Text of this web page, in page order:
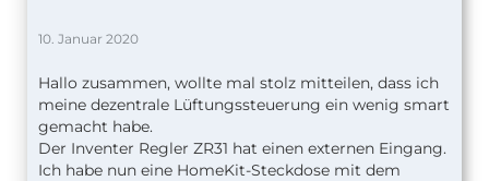
10. Januar 2020
Hallo zusammen, wollte mal stolz mitteilen, dass ich
meine dezentrale Lüftungssteuerung ein wenig smart
gemacht habe.
Der Inventer Regler ZR31 hat einen externen Eingang.
Ich habe nun eine HomeKit-Steckdose mit dem